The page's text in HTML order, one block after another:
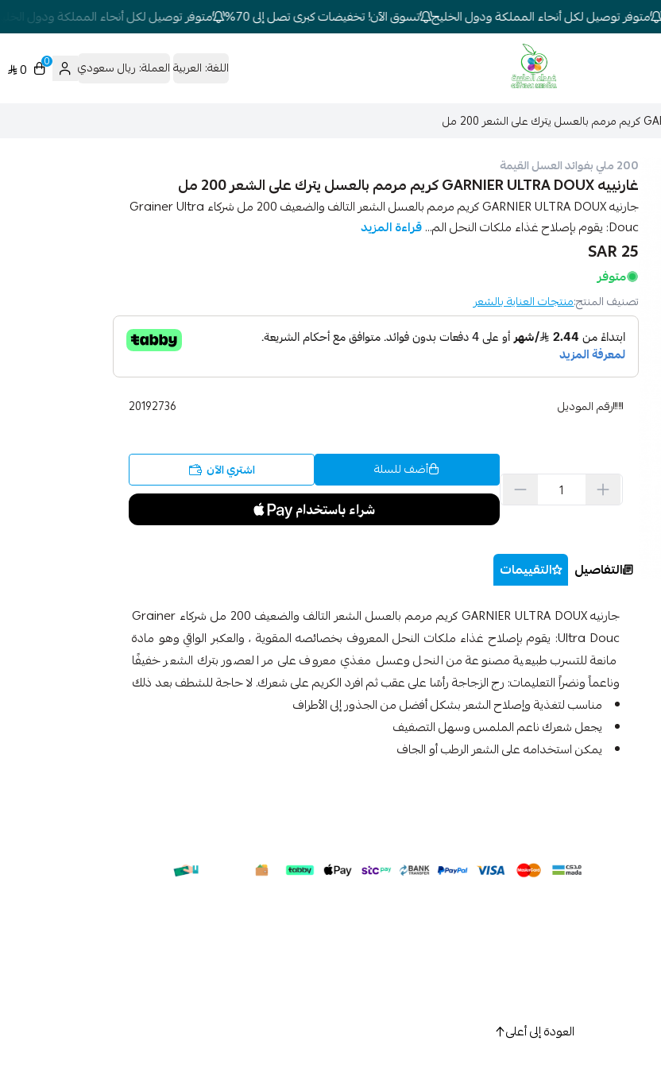
متوفر توصيل لكل أنحاء المملكة ودول الخليج تسوق الآن! تخفيضات كبرى تصل إلى 70% متوفر توصيل لكل أنحاء المملكة ودول الخليج
شركة غيداء المتطورة الطبية اللغة: العربيةالعملة: ريال سعودي 0
0
200 ملي بفوائد العسل القيمة
غارنييه GARNIER ULTRA DOUX كريم مرمم بالعسل يترك على الشعر 200 مل
جارنيه GARNIER ULTRA DOUX كريم مرمم بالعسل الشعر التالف والضعيف 200 مل شركاء Grainer Ultra
Douc: يقوم بإصلاح غذاء ملكات النحل الم...
قراءة المزيد
25 SAR
متوفر
تصنيف المنتج:منتجات العناية بالشعر
رقم الموديل 20192736
أضف للسلة اشتري الآن
التفاصيل التقييمات
جارنيه GARNIER ULTRA DOUX كريم مرمم بالعسل الشعر التالف والضعيف 200 مل شركاء Grainer
Ultra Douc: يقوم بإصلاح غذاء ملكات النحل المعروف بخصائصه المقوية ، والعكبر الواقي وهو مادة
مانعة للتسرب طبيعية مصنوعة من النحل وعسل مغذي معروف على مر العصور بترك الشعر خفيفًا
وناعماً ونضراً التعليمات: رج الزجاجة رأسًا على عقب ثم افرد الكريم على شعرك. لا حاجة للشطف بعد ذلك
مناسب لتغذية وإصلاح الشعر بشكل أفضل من الجذور إلى الأطراف
يجعل شعرك ناعم الملمس وسهل التصفيف
يمكن استخدامه على الشعر الرطب أو الجاف
العودة إلى أعلى